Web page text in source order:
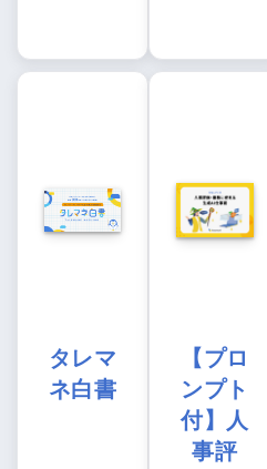
タレマ
ネ白書
【プロ
ンプト
付】人
事評